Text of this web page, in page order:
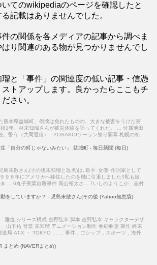
いてのwikipediaのページを確認したと
記載はありませんでした。
の関係を各メディアの記事から調べま
り関連のある物が見つかりませんでし
と「事件」の関連度の低い記事・信憑
トアップします。良かったらここもチ
さい。
熊本県益城町。倒壊は免れたものの、大きな被害をうけた実
1年、林未知瑠さんが被災体験を語ってくれた。 ... 付属池田
」誓う（共同通信） · YOSAKOIソーラン祭り開幕 札幌の初
「自分の町じゃないみたい」 益城町 - 毎日新聞 (毎日)
未散さん(その後未知瑠と改名)は､歌手･女優･作詞家として
９８年にアメリカへ移住したのを機に引退しました!!私も彼
... 6丸子実業自殺事件 高山裕太さ... 7いしのようこが、志村
をしていますか？ - 児島未散さん(その後 (Yahoo知恵袋)
雅也 シリーズ構成 吉野弘幸 脚本 吉野弘幸 キャラクターデザ
山下祐 音楽 未知瑠 アニメーション制作 亜細亜堂 製作 終末
送局 AT-X ・ TOKYO … ... 事件，ゴシップ，スポーツ，海外
まとめ (NAVERまとめ)